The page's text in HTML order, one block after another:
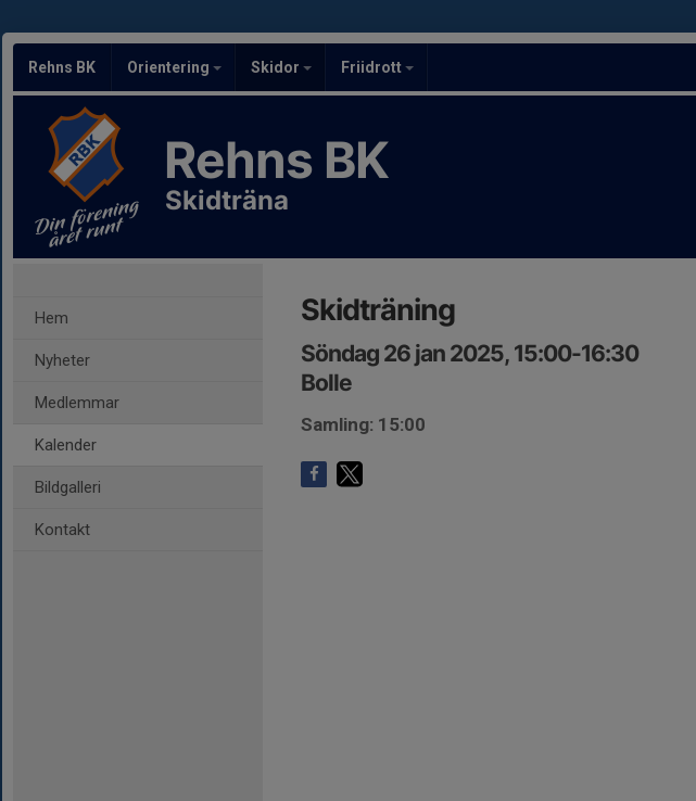
Rehns BK Orientering Skidor Friidrott
Rehns BK
Skidträna
Hem
Nyheter
Medlemmar
Kalender
Bildgalleri
Kontakt
Skidträning
Söndag 26 jan 2025, 15:00-16:30
Bolle
Samling: 15:00